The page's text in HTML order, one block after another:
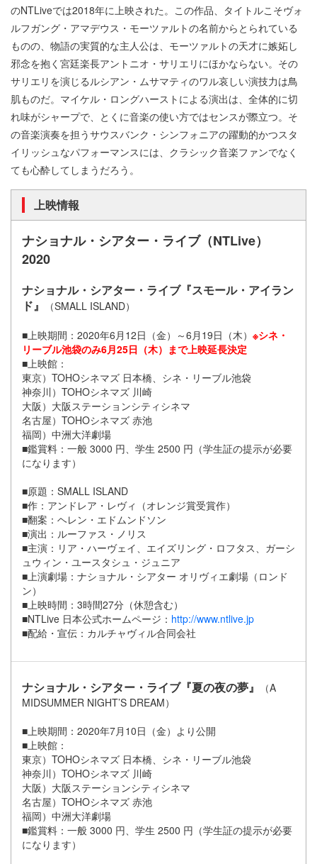
のNTLiveでは2018年に上映された。この作品、タイトルこそヴォ
ルフガング・アマデウス・モーツァルトの名前からとられている
ものの、物語の実質的な主人公は、モーツァルトの天才に嫉妬し
邪念を抱く宮廷楽長アントニオ・サリエリにほかならない。その
サリエリを演じるルシアン・ムサマティのワル哀しい演技力は鳥
肌ものだ。マイケル・ロングハーストによる演出は、全体的に切
れ味がシャープで、とくに音楽の使い方ではセンスが際立つ。そ
の音楽演奏を担うサウスバンク・シンフォニアの躍動的かつスタ
イリッシュなパフォーマンスには、クラシック音楽ファンでなく
ても心酔してしまうだろう。
上映情報
ナショナル・シアター・ライブ（NTLive）
2020
ナショナル・シアター・ライブ『スモール・アイラン
ド』
（SMALL ISLAND）
■上映期間：2020年6月12日（金）～6月19日（木） ※シネ・
リーブル池袋のみ6月25日（木）まで上映延長決定
■上映館：
東京）TOHOシネマズ 日本橋、シネ・リーブル池袋
神奈川）TOHOシネマズ 川崎
大阪）大阪ステーションシティシネマ
名古屋）TOHOシネマズ 赤池
福岡）中洲大洋劇場
■鑑賞料：一般 3000 円、学生 2500 円（学生証の提示が必要
になります）
■原題：SMALL ISLAND
■作：アンドレア・レヴィ（オレンジ賞受賞作）
■翻案：ヘレン・エドムンドソン
■演出：ルーファス・ノリス
■主演：リア・ハーヴェイ、エイズリング・ロフタス、ガーシ
ュウィン・ユースタシュ・ジュニア
■上演劇場：ナショナル・シアター オリヴィエ劇場（ロンド
ン）
■上映時間：3時間27分（休憩含む）
■NTLive 日本公式ホームページ： http://www.ntlive.jp
■配給・宣伝：カルチャヴィル合同会社
ナショナル・シアター・ライブ『夏の夜の夢』
（A
MIDSUMMER NIGHT’S DREAM）
■上映期間：2020年7月10日（金）より公開
■上映館：
東京）TOHOシネマズ 日本橋、シネ・リーブル池袋
神奈川）TOHOシネマズ 川崎
大阪）大阪ステーションシティシネマ
名古屋）TOHOシネマズ 赤池
福岡）中洲大洋劇場
■鑑賞料：一般 3000 円、学生 2500 円（学生証の提示が必要
になります）